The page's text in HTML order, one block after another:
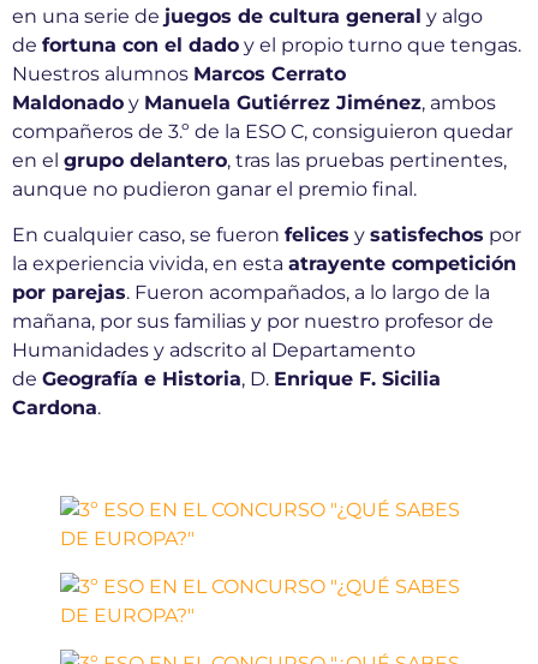
en una serie de juegos de cultura general y algo
de fortuna con el dado y el propio turno que tengas.
Nuestros alumnos Marcos Cerrato
Maldonado y Manuela Gutiérrez Jiménez, ambos
compañeros de 3.º de la ESO C, consiguieron quedar
en el grupo delantero, tras las pruebas pertinentes,
aunque no pudieron ganar el premio final.
En cualquier caso, se fueron felices y satisfechos por
la experiencia vivida, en esta atrayente competición
por parejas. Fueron acompañados, a lo largo de la
mañana, por sus familias y por nuestro profesor de
Humanidades y adscrito al Departamento
de Geografía e Historia, D. Enrique F. Sicilia
Cardona.